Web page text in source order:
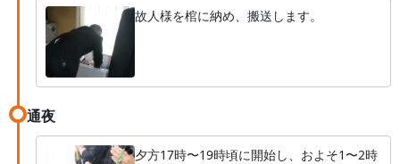
故人様を棺に納め、搬送します。
通夜
夕方17時〜19時頃に開始し、およそ1〜2時